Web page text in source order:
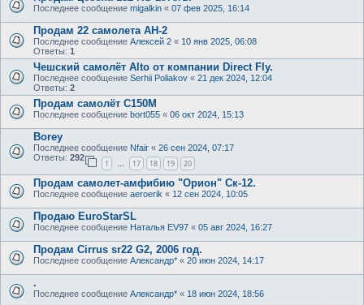
Последнее сообщение migalkin « 07 фев 2025, 16:14
Продам 22 самолета АН-2
Последнее сообщение Алексей 2 « 10 янв 2025, 06:08
Ответы: 1
Чешский самолёт Alto от компании Direct Fly.
Последнее сообщение Serhii Poliakov « 21 дек 2024, 12:04
Ответы: 2
Продам самолёт С150М
Последнее сообщение bort055 « 06 окт 2024, 15:13
Borey
Последнее сообщение Nfair « 26 сен 2024, 07:17
Ответы: 292
1 … 17 18 19 20
Продам самолет-амфибию "Орион" Ск-12.
Последнее сообщение aeroerik « 12 сен 2024, 10:05
Продаю EuroStarSL
Последнее сообщение Наталья EV97 « 05 авг 2024, 16:27
Продам Cirrus sr22 G2, 2006 год.
Последнее сообщение Александр* « 20 июн 2024, 14:17
.
Последнее сообщение Александр* « 18 июн 2024, 18:56